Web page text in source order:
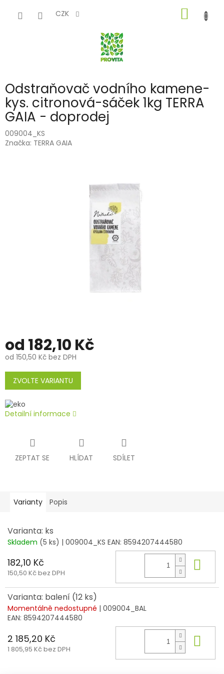
CZK
KOŠÍK
Odstraňovač vodního kamene-
kys. citronová-sáček 1kg TERRA
GAIA - doprodej
009004_KS
Značka: TERRA GAIA
od 182,10 Kč
od 150,50 Kč bez DPH
Měrná
cena:
ZVOLTE VARIANTU
Detailní informace
ZEPTAT SE HLÍDAT SDÍLET
Varianty Popis
Varianta: ks
Skladem (5 ks) | 009004_KS EAN: 8594207444580
182,10 Kč
150,50 Kč bez DPH
Varianta: balení (12 ks)
Momentálně nedostupné | 009004_BAL
EAN: 8594207444580
2 185,20 Kč
1 805,95 Kč bez DPH